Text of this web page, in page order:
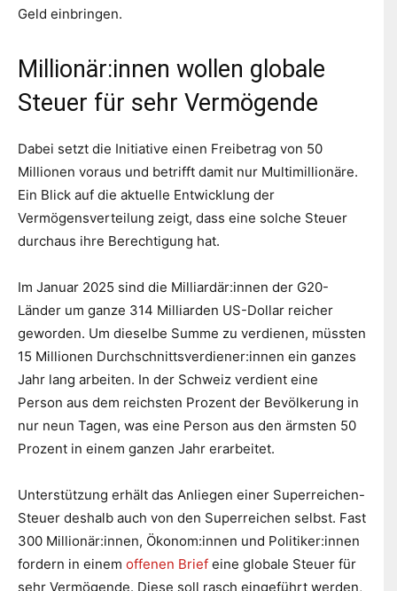
Geld einbringen.
Millionär:innen wollen globale
Steuer für sehr Vermögende
Dabei setzt die Initiative einen Freibetrag von 50
Millionen voraus und betrifft damit nur Multimillionäre.
Ein Blick auf die aktuelle Entwicklung der
Vermögensverteilung zeigt, dass eine solche Steuer
durchaus ihre Berechtigung hat.
Im Januar 2025 sind die Milliardär:innen der G20-
Länder um ganze 314 Milliarden US-Dollar reicher
geworden. Um dieselbe Summe zu verdienen, müssten
15 Millionen Durchschnittsverdiener:innen ein ganzes
Jahr lang arbeiten. In der Schweiz verdient eine
Person aus dem reichsten Prozent der Bevölkerung in
nur neun Tagen, was eine Person aus den ärmsten 50
Prozent in einem ganzen Jahr erarbeitet.
Unterstützung erhält das Anliegen einer Superreichen-
Steuer deshalb auch von den Superreichen selbst. Fast
300 Millionär:innen, Ökonom:innen und Politiker:innen
fordern in einem offenen Brief eine globale Steuer für
sehr Vermögende. Diese soll rasch eingeführt werden,